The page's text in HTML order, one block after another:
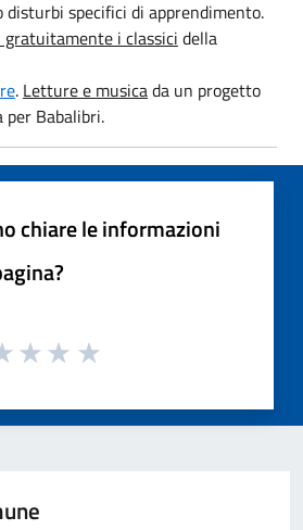
disturbi specifici di apprendimento.
gratuitamente i classici della
. Letture e musicada un progetto
per Babalibri.
chiare le informazioni